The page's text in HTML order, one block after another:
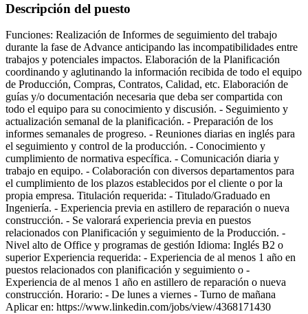
Descripción del puesto
Funciones: Realización de Informes de seguimiento del trabajo
durante la fase de Advance anticipando las incompatibilidades entre
trabajos y potenciales impactos. Elaboración de la Planificación
coordinando y aglutinando la información recibida de todo el equipo
de Producción, Compras, Contratos, Calidad, etc. Elaboración de
guías y/o documentación necesaria que deba ser compartida con
todo el equipo para su conocimiento y discusión. - Seguimiento y
actualización semanal de la planificación. - Preparación de los
informes semanales de progreso. - Reuniones diarias en inglés para
el seguimiento y control de la producción. - Conocimiento y
cumplimiento de normativa específica. - Comunicación diaria y
trabajo en equipo. - Colaboración con diversos departamentos para
el cumplimiento de los plazos establecidos por el cliente o por la
propia empresa. Titulación requerida: - Titulado/Graduado en
Ingeniería. - Experiencia previa en astillero de reparación o nueva
construcción. - Se valorará experiencia previa en puestos
relacionados con Planificación y seguimiento de la Producción. -
Nivel alto de Office y programas de gestión Idioma: Inglés B2 o
superior Experiencia requerida: - Experiencia de al menos 1 año en
puestos relacionados con planificación y seguimiento o -
Experiencia de al menos 1 año en astillero de reparación o nueva
construcción. Horario: - De lunes a viernes - Turno de mañana
Aplicar en: https://www.linkedin.com/jobs/view/4368171430